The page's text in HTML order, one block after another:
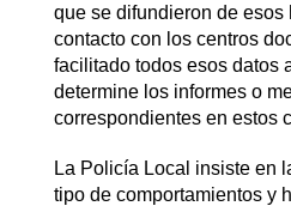
que se difundieron de esos
contacto con los centros
facilitado todos esos datos
determine los informes o
correspondientes en estos
La Policía Local insiste en
tipo de comportamientos y